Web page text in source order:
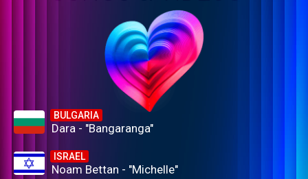
BULGARIA
Dara - "Bangaranga"
ISRAEL
Noam Bettan - "Michelle"